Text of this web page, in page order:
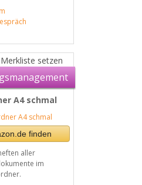
setzen
A4 schmal
finden
aller
im